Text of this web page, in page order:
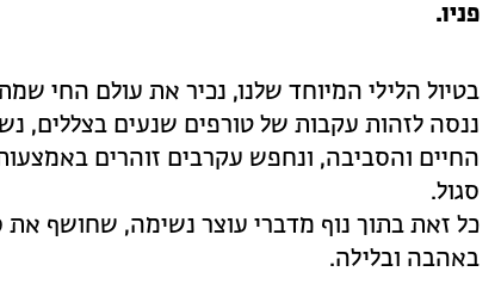
פניו.
בטיול הלילי המיוחד שלנו, נכיר את עולם החי
ננסה לזהות עקבות של טורפים שנעים בצללים,
החיים והסביבה, ונחפש עקרבים זוהרים
סגול.
כל זאת בתוך נוף מדברי עוצר נשימה, שחושף את
באהבה ובלילה.